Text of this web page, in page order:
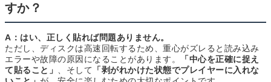
すか？
A：はい、正しく貼れば問題ありません。
ただし、ディスクは高速回転するため、重心がズレると読み込み
エラーや故障の原因になることがあります。
「中心を正確に捉え
て貼ること」
、そして 「剥がれかけた状態でプレイヤーに入れな